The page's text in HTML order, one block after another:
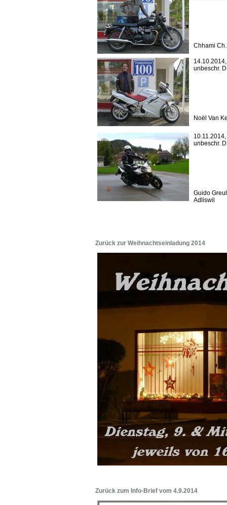
Chhami
14.10.2014,
unbeschr.
Noël Van
10.11.2014,
unbeschr.
Guido
Adliswil
Zurück zur Weihnachtseinladung 2014
Zurück zum Info-Brief vom 4.9.2014